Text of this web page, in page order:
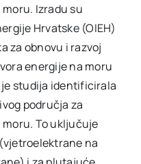
Izradu su
Hrvatske (OIEH)
za obnovu i razvoj
energije na moru
je studija identificirala
područja za
To uključuje
na